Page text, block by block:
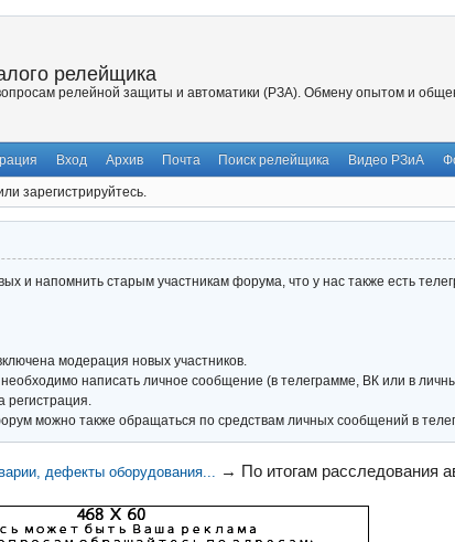
релейщика
релейной защиты и автоматики (РЗА). Обмену опытом и
Вход Архив Почта Поиск релейщика Видео РЗиА
зарегистрируйтесь.
и напомнить старым участникам форума, что у нас также есть
модерация новых участников.
написать личное сообщение (в телеграмме, ВК или в
регистрация.
можно также обращаться по средствам личных сообщений в
дефекты оборудования... → По итогам расследования